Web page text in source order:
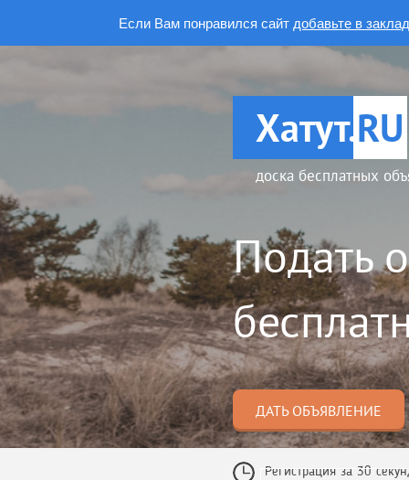
Если Вам понравился сайт добавьте в
Хатут.RU
доска бесплатных
Подать
ДАТЬ ОБЪЯВЛЕНИЕ
Регистрация за 30